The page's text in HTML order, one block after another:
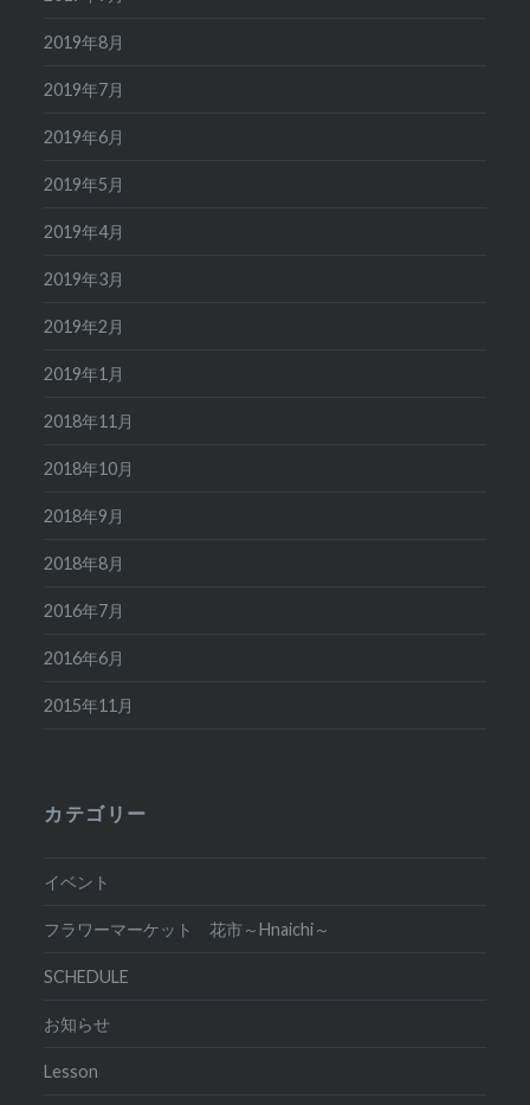
2019年8月
2019年7月
2019年6月
2019年5月
2019年4月
2019年3月
2019年2月
2019年1月
2018年11月
2018年10月
2018年9月
2018年8月
2016年7月
2016年6月
2015年11月
カテゴリー
イベント
フラワーマーケット 花市～Hnaichi～
SCHEDULE
お知らせ
Lesson